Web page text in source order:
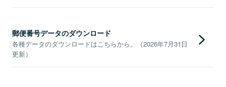
郵便番号データのダウンロード
各種データのダウンロードはこちらから。（2026年7月31日
更新）